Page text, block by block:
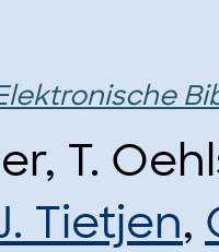
T.
Tietjen,